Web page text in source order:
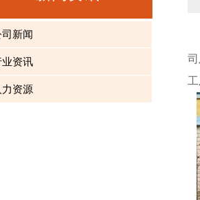
司新闻
业资讯
力资源